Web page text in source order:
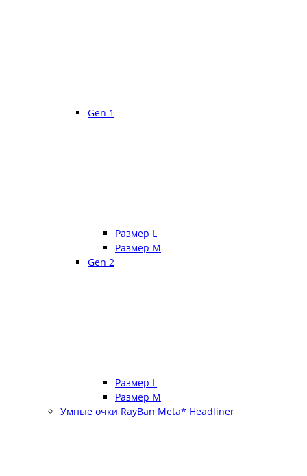
Gen 1
Размер L
Размер М
Gen 2
Размер L
Размер М
Умные очки RayBan Meta* Headliner